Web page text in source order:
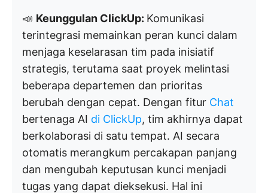
📣 Keunggulan ClickUp: Komunikasi
terintegrasi memainkan peran kunci dalam
menjaga keselarasan tim pada inisiatif
strategis, terutama saat proyek melintasi
beberapa departemen dan prioritas
berubah dengan cepat. Dengan fitur Chat
bertenaga AI di ClickUp, tim akhirnya dapat
berkolaborasi di satu tempat. AI secara
otomatis merangkum percakapan panjang
dan mengubah keputusan kunci menjadi
tugas yang dapat dieksekusi. Hal ini